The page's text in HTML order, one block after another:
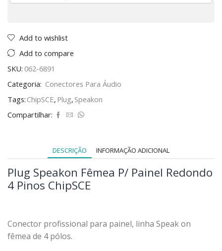
Add to wishlist
Add to compare
SKU: 062-6891
Categoria: Conectores Para Áudio
Tags: ChipSCE, Plug, Speakon
Compartilhar:
DESCRIÇÃO INFORMAÇÃO ADICIONAL
Plug Speakon Fêmea P/ Painel Redondo
4 Pinos ChipSCE
Conector profissional para painel, linha Speak on
fêmea de 4 pólos.